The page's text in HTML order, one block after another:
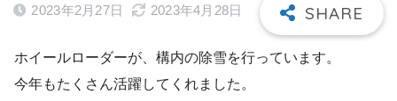
2023年2月27日 2023年4月28日
ホイールローダーが、構内の除雪を行っています。
今年もたくさん活躍してくれました。